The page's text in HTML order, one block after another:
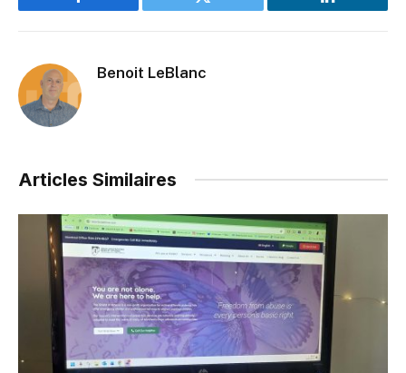
Facebook Twitter LinkedIn
Benoit LeBlanc
Articles Similaires